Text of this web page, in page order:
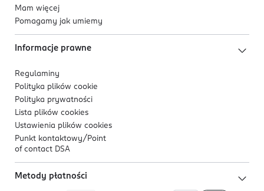
Mam więcej
Pomagamy jak umiemy
Informacje prawne
Regulaminy
Polityka plików cookie
Polityka prywatności
Lista plików cookies
Ustawienia plików cookies
Punkt kontaktowy/ Point
of contact DSA
Metody płatności